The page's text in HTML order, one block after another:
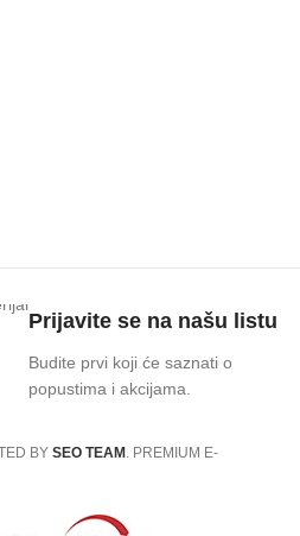
Prijavite se na našu listu
Budite prvi koji će saznati o
popustima i akcijama.
BY SEO TEAM . PREMIUM E-